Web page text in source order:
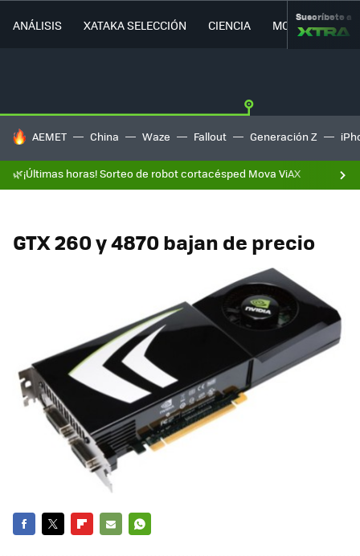
ANÁLISIS XATAKA SELECCIÓN CIENCIA MOVILIDAD
Suscríbete a
HOY SE HABLA DE
AEMET China Waze Fallout Generación Z
🌿¡Últimas horas! Sorteo de robot cortacésped Mova ViAX
GTX 260 y 4870 bajan de precio